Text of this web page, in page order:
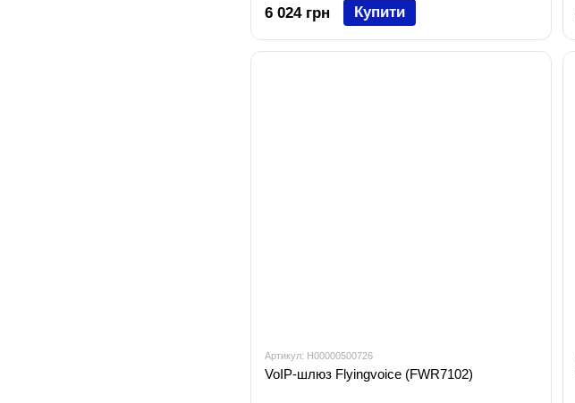
6 024 грн Купити
Артикул: H00000500726
VoIP-шлюз Flyingvoice (FWR7102)